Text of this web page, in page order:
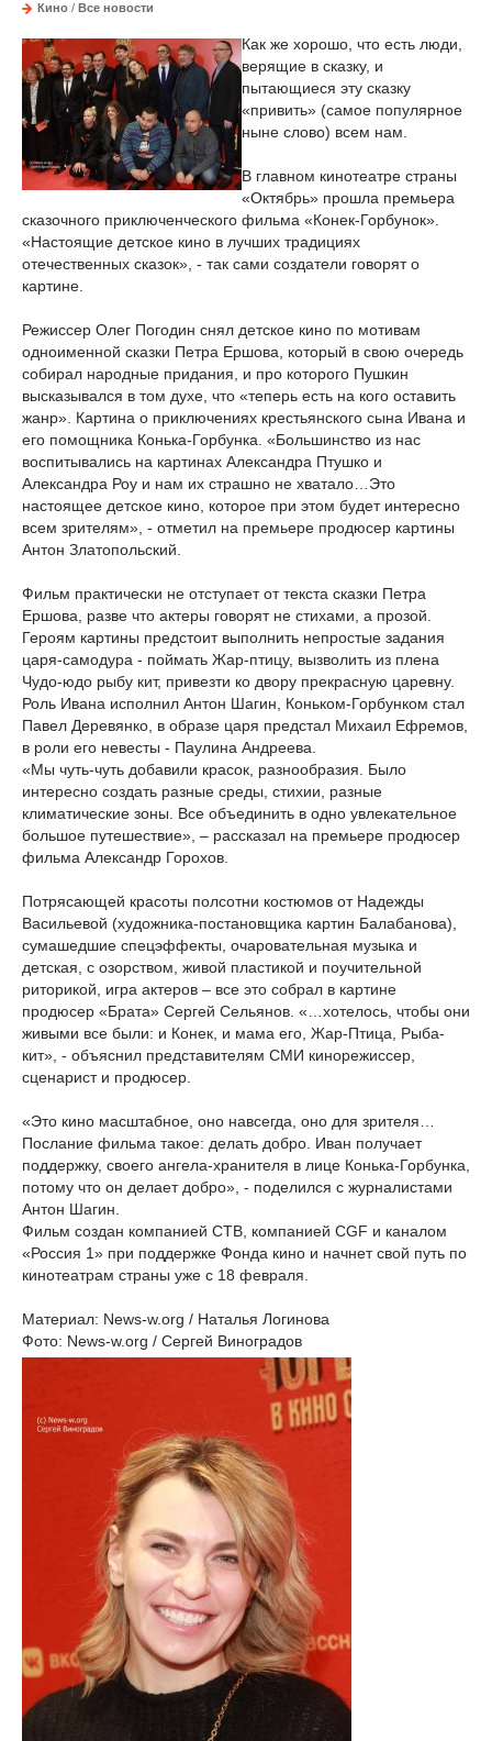
Кино / Все новости
Как же хорошо, что есть люди,
верящие в сказку, и
пытающиеся эту сказку
«привить» (самое популярное
ныне слово) всем нам.
В главном кинотеатре страны
«Октябрь» прошла премьера
сказочного приключенческого фильма «Конек-Горбунок».
«Настоящие детское кино в лучших традициях
отечественных сказок», - так сами создатели говорят о
картине.
Режиссер Олег Погодин снял детское кино по мотивам
одноименной сказки Петра Ершова, который в свою очередь
собирал народные придания, и про которого Пушкин
высказывался в том духе, что «теперь есть на кого оставить
жанр». Картина о приключениях крестьянского сына Ивана и
его помощника Конька-Горбунка. «Большинство из нас
воспитывались на картинах Александра Птушко и
Александра Роу и нам их страшно не хватало…Это
настоящее детское кино, которое при этом будет интересно
всем зрителям», - отметил на премьере продюсер картины
Антон Златопольский.
Фильм практически не отступает от текста сказки Петра
Ершова, разве что актеры говорят не стихами, а прозой.
Героям картины предстоит выполнить непростые задания
царя-самодура - поймать Жар-птицу, вызволить из плена
Чудо-юдо рыбу кит, привезти ко двору прекрасную царевну.
Роль Ивана исполнил Антон Шагин, Коньком-Горбунком стал
Павел Деревянко, в образе царя предстал Михаил Ефремов,
в роли его невесты - Паулина Андреева.
«Мы чуть-чуть добавили красок, разнообразия. Было
интересно создать разные среды, стихии, разные
климатические зоны. Все объединить в одно увлекательное
большое путешествие», – рассказал на премьере продюсер
фильма Александр Горохов.
Потрясающей красоты полсотни костюмов от Надежды
Васильевой (художника-постановщика картин Балабанова),
сумашедшие спецэффекты, очаровательная музыка и
детская, с озорством, живой пластикой и поучительной
риторикой, игра актеров – все это собрал в картине
продюсер «Брата» Сергей Сельянов. «…хотелось, чтобы они
живыми все были: и Конек, и мама его, Жар-Птица, Рыба-
кит», - объяснил представителям СМИ кинорежиссер,
сценарист и продюсер.
«Это кино масштабное, оно навсегда, оно для зрителя…
Послание фильма такое: делать добро. Иван получает
поддержку, своего ангела-хранителя в лице Конька-Горбунка,
потому что он делает добро», - поделился с журналистами
Антон Шагин.
Фильм создан компанией СТВ, компанией CGF и каналом
«Россия 1» при поддержке Фонда кино и начнет свой путь по
кинотеатрам страны уже с 18 февраля.
Материал: News-w.org / Наталья Логинова
Фото: News-w.org / Сергей Виноградов